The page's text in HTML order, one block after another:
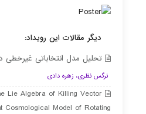
دیگر مقالات این رویداد:
تحلیل مدل انتخاباتی غیرخطی
نرگس نظری، زهره دادی
Lie Algebra of Killing Vector
Cosmological Model of Rotating